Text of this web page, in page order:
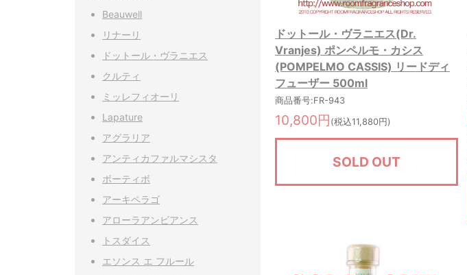
ドットール・ヴラニエス(Dr.
Vranjes) ポンペルモ・カシス
(POMPELMO CASSIS) リードディ
フューザー 500ml
商品番号:FR-943
10,800円 (税込11,880円)
SOLD OUT
Beauwell
リナーリ
ドットール・ヴラニエス
クルティ
ミッレフィオーリ
Lapature
アグラリア
アンティカファルマシスタ
ボーティボ
アーキペラゴ
アローラアンビアンス
トスダイス
エソンス エ フルール